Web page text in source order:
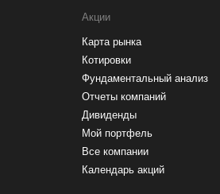
Акции
Карта рынка
Котировки
Фундаментальный анализ
Отчеты компаний
Дивиденды
Мой портфель
Все компании
Календарь акций